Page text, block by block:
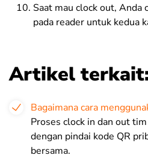
Saat mau clock out, Anda
pada reader untuk kedua
Artikel
Bagaimana cara
Proses clock in dan out
dengan pindai kode QR
bersama.